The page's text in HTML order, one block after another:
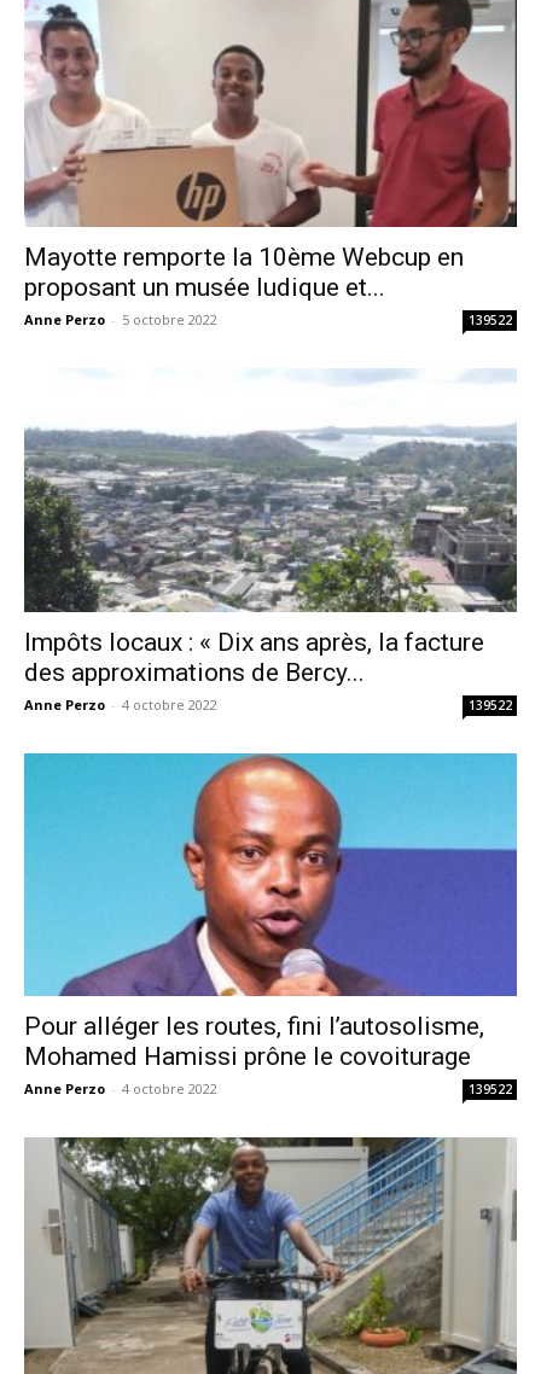
Mayotte remporte la 10ème Webcup en
proposant un musée ludique et...
Anne Perzo - 5 octobre 2022 139522
Impôts locaux : « Dix ans après, la facture
des approximations de Bercy...
Anne Perzo - 4 octobre 2022 139522
Pour alléger les routes, fini l’autosolisme,
Mohamed Hamissi prône le covoiturage
Anne Perzo - 4 octobre 2022 139522